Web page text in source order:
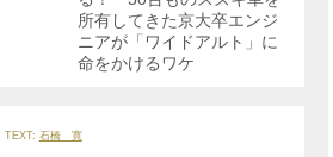
所有してきた京大卒エンジ
ニアが「ワイドアルト」に
命をかけるワケ
TEXT: 石橋 寛